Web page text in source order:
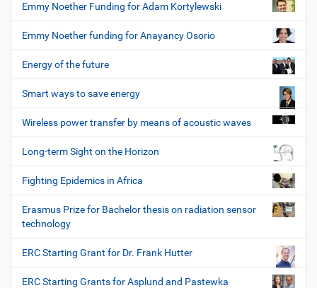
Emmy Noether Funding for Adam Kortylewski
Emmy Noether funding for Anayancy Osorio
Energy of the future
Smart ways to save energy
Wireless power transfer by means of acoustic waves
Long-term Sight on the Horizon
Fighting Epidemics in Africa
Erasmus Prize for Bachelor thesis on radiation sensor
technology
ERC Starting Grant for Dr. Frank Hutter
ERC Starting Grants for Asplund and Pastewka